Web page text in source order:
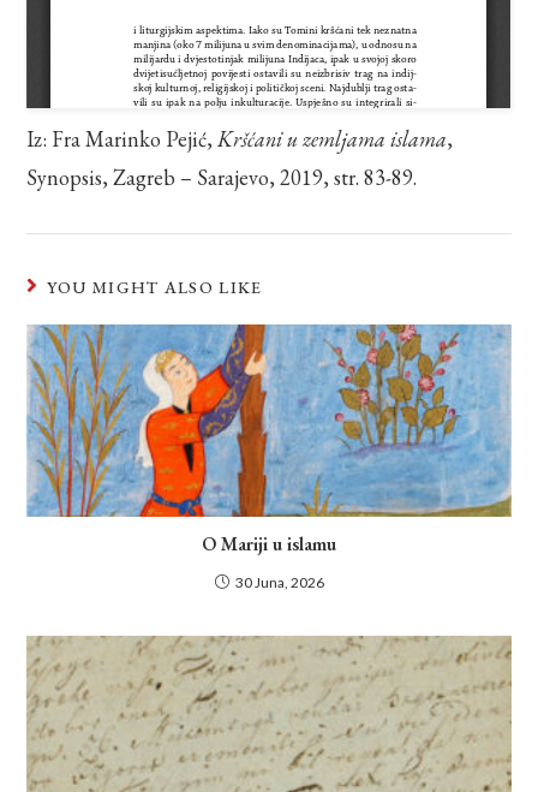
Iz: Fra Marinko Pejić,Kršćani u zemljama islama,
Synopsis, Zagreb – Sarajevo, 2019, str. 83-89.
YOU MIGHT ALSO LIKE
O Mariji u islamu
30 Juna, 2026